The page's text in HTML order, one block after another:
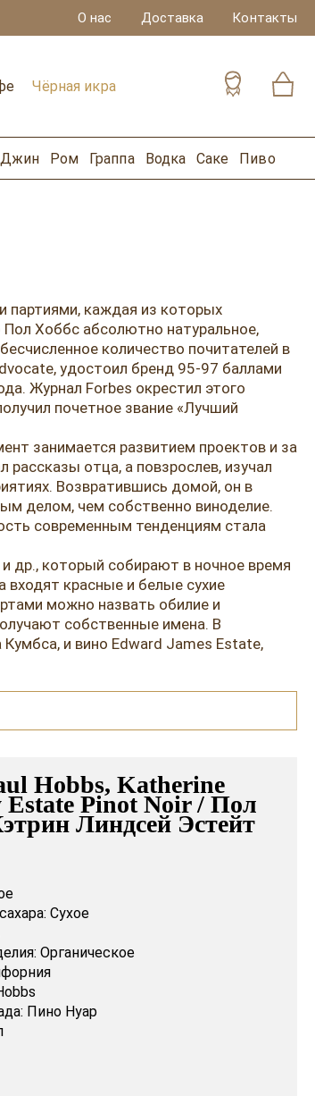
О нас Доставка Контакты
Чёрная икра
Джин Ром Граппа Водка Саке Пиво
партиями, каждая из которых
Пол Хоббс абсолютно натуральное,
количество почитателей в
удостоил бренд 95-97 баллами
Журнал Forbes окрестил этого
почетное звание «Лучший
занимается развитием проектов и за
отца, а повзрослев, изучал
Возвратившись домой, он в
делом, чем собственно виноделие.
современным тенденциям стала
др., который собирают в ночное время
красные и белые сухие
можно назвать обилие и
собственные имена. В
и вино Edward James Estate,
Hobbs, Katherine
Estate Pinot Noir / Пол
Линдсей Эстейт
Сухое
Органическое
Пино Нуар